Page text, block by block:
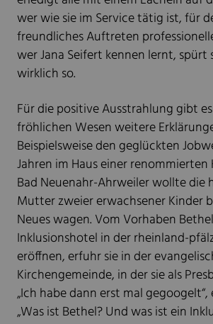
wer wie sie im Service tätig ist, für
freundliches Auftreten
wer Jana Seifert kennen lernt, spürt
wirklich so.
Für die positive Ausstrahlung gibt
fröhlichen Wesen weitere
Beispielsweise den geglückten
Jahren im Haus einer
Bad Neuenahr-Ahrweiler wollte die
Mutter zweier erwachsener Kinder
Neues wagen. Vom Vorhaben
Inklusionshotel in der rheinland-
eröffnen, erfuhr sie in der
Kirchengemeinde, in der sie als
„Ich habe dann erst mal
„Was ist Bethel? Und was ist ein